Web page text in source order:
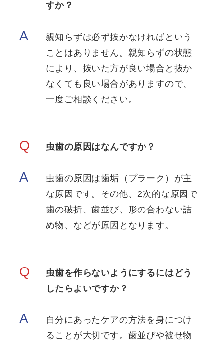
すか？
A
親知らずは必ず抜かなければという
ことはありません。親知らずの状態
により、抜いた方が良い場合と抜か
なくても良い場合がありますので、
一度ご相談ください。
Q 虫歯の原因はなんですか？
A
虫歯の原因は歯垢（プラーク）が主
な原因です。その他、2次的な原因で
歯の破折、歯並び、形の合わない詰
め物、などが原因となります。
Q
虫歯を作らないようにするにはどう
したらよいですか？
A
自分にあったケアの方法を身につけ
ることが大切です。歯並びや被せ物